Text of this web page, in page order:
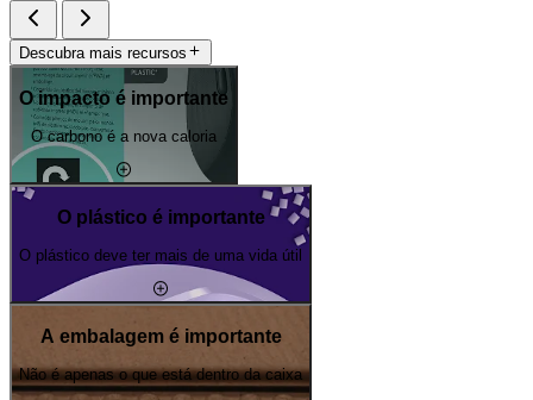
Descubra mais recursos
O impacto é importante
O carbono é a nova caloria
O plástico é importante
O plástico deve ter mais de uma vida útil
A embalagem é importante
Não é apenas o que está dentro da caixa